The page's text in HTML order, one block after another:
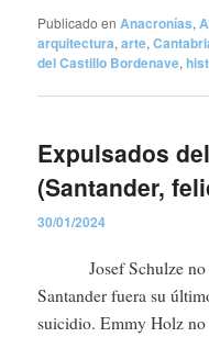
Publicado en Anacronías,
arquitectura,arte,
del Castillo Bordenave,
Expulsados
(Santander,
30/01/2024
Josef Schulze
Santander fuera su
suicidio. Emmy Holz no